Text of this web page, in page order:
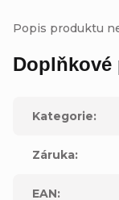
Popis produktu
Doplňkové
Kategorie:
Záruka:
EAN: